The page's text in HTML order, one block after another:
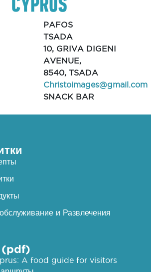
PAFOS
TSADA
10, GRIVA DIGENI
AVENUE,
8540, TSADA
Christoimages@gmail.com
SNACK BAR
и Развлечения
A food guide for visitors